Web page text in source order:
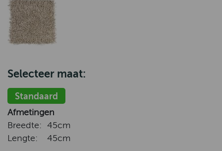
Selecteer maat:
Standaard
Afmetingen
Breedte: 45cm
Lengte:
45cm